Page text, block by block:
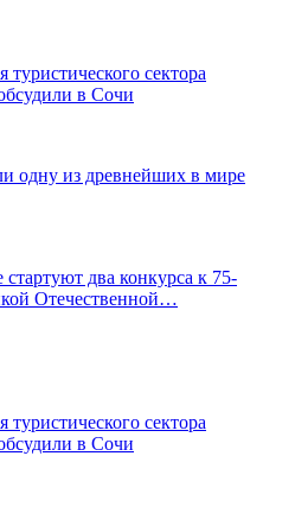
сектора
в Сочи
одну из древнейших в мире
два конкурса к 75-
Отечественной…
сектора
в Сочи